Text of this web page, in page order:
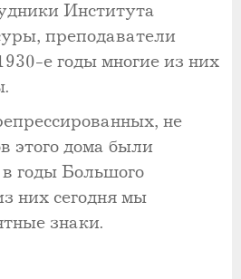
Института
преподаватели
е годы многие из них
не
этого дома были
годы Большого
них сегодня мы
знаки.